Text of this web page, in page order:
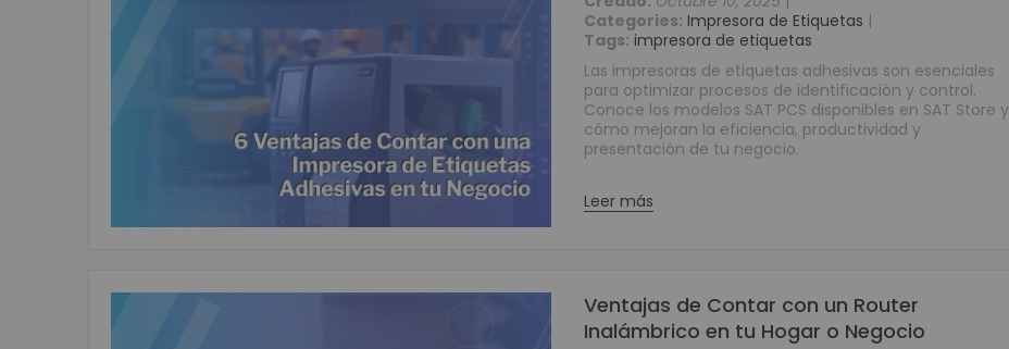
Señalización Digital Interactiva
Kioscos
Software para punto de venta (POS)
Tablets
Diademas
Cámaras Web
Aros de Luz
Teclados y Mouses
Categories: Impresora de Etiquetas |
Tags: impresora de etiquetas
Las impresoras de etiquetas adhesivas son esenciales
para optimizar procesos de identificación y control.
Conoce los modelos SAT PCS disponibles en SAT Store y
cómo mejoran la eficiencia, productividad y
presentación de tu negocio.
Leer más
Ventajas de Contar con un Router
Inalámbrico en tu Hogar o Negocio